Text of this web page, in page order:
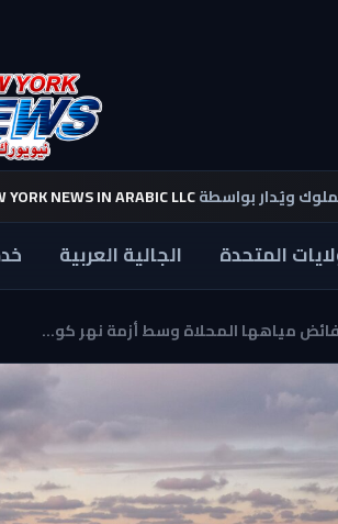
ويُدار بواسطةYORK NEWS IN ARABIC LLC
المتحدة الجالية العربية
مياهها المحلاة وسط أزمة نهر كو...